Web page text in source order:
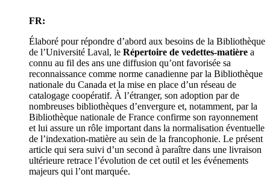
FR:
Élaboré pour répondre d’abord aux besoins de la Bibliothèque
de l’Université Laval, le Répertoire de vedettes-matière a
connu au fil des ans une diffusion qu’ont favorisée sa
reconnaissance comme norme canadienne par la Bibliothèque
nationale du Canada et la mise en place d’un réseau de
catalogage coopératif. À l’étranger, son adoption par de
nombreuses bibliothèques d’envergure et, notamment, par la
Bibliothèque nationale de France confirme son rayonnement
et lui assure un rôle important dans la normalisation éventuelle
de l’indexation-matière au sein de la francophonie. Le présent
article qui sera suivi d’un second à paraître dans une livraison
ultérieure retrace l’évolution de cet outil et les événements
majeurs qui l’ont marquée.